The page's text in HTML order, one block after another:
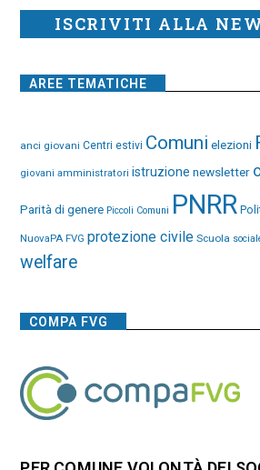
ISCRIVITI ALLA
AREE TEMATICHE
anci giovani Centri estivi Comuni elezioni
giovani amministratori istruzione newsletter
Parità di genere Piccoli Comuni PNRR
NuovaPA FVG protezione civile Scuola
welfare
COMPA FVG